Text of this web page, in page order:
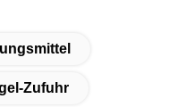
Zufuhr